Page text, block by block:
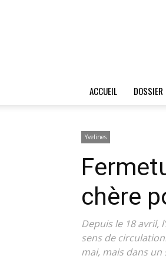
ACCUEIL DOSSIER
Yvelines
chère
Depuis le 18 avril,
sens de
mai, mais dans